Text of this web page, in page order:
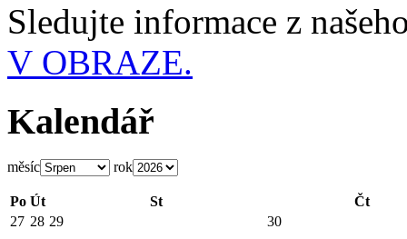
Sledujte informace z
V OBRAZE.
Kalendář
měsíc rok
Po Út St
Čt
27 28 29 30